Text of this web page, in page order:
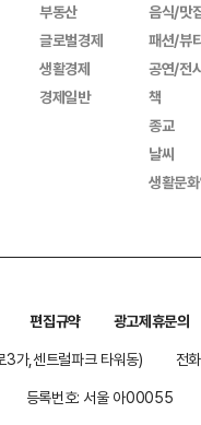
부동산
글로벌경제
생활경제
경제일반
음식/맛
패션/뷰
공연/전
책
종교
날씨
생활문
편집규약
광고제휴문의
3가,센트럴파크 타워동)
전
등록번호: 서울 아00055